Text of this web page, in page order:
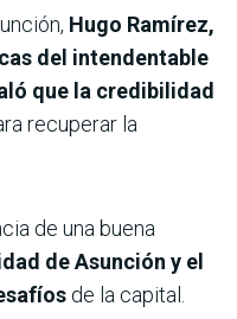
Hugo Ramírez,
del intendentable
que la credibilidad
recuperar la
de una buena
de Asunción y el
de la capital.